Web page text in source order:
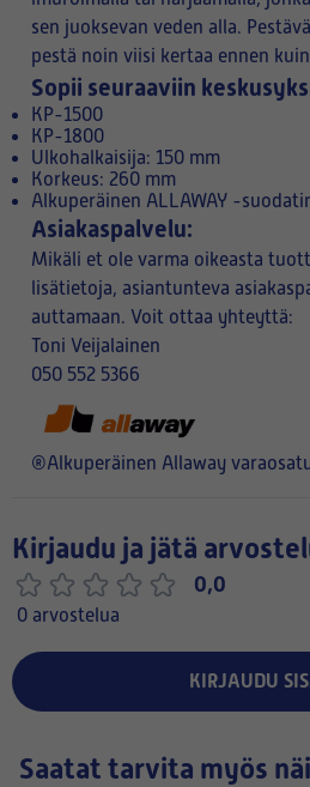
sen juoksevan veden alla.
pestä noin viisi kertaa ennen
Sopii seuraaviin
KP-1500
KP-1800
Ulkohalkaisija: 150 mm
Korkeus: 260 mm
Alkuperäinen ALLAWAY -
Asiakaspalvelu:
Mikäli et ole varma oikeasta
lisätietoja, asiantunteva
auttamaan. Voit ottaa yhteyttä:
Toni Veijalainen
050 552 5366
®Alkuperäinen Allaway
Kirjaudu ja jätä
0,0
0 arvostelua
KIRJAUDU
Saatat tarvita myös